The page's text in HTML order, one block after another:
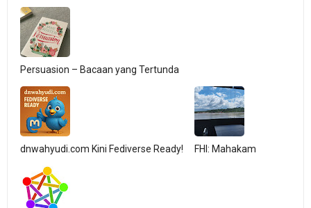
Persuasion – Bacaan yang Tertunda
dnwahyudi.com Kini Fediverse Ready! FHI: Mahakam